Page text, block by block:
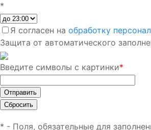
*
Я согласен на обработку
Защита от автоматического
Введите символы с картинки*
* - Поля, обязательные для